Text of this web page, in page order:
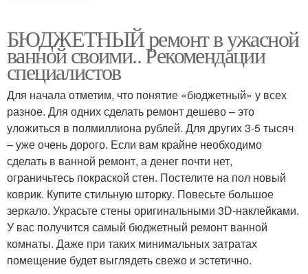
БЮДЖЕТНЫЙ ремонт в ужасной
ванной своими.. Рекомендации
специалистов
Для начала отметим, что понятие «бюджетный» у всех
разное. Для одних сделать ремонт дешево – это
уложиться в полмиллиона рублей. Для других 3-5 тысяч
– уже очень дорого. Если вам крайне необходимо
сделать в ванной ремонт, а денег почти нет,
ограничьтесь покраской стен. Постелите на пол новый
коврик. Купите стильную шторку. Повесьте большое
зеркало. Украсьте стены оригинальными 3D-наклейками.
У вас получится самый бюджетный ремонт ванной
комнаты. Даже при таких минимальных затратах
помещение будет выглядеть свежо и эстетично.